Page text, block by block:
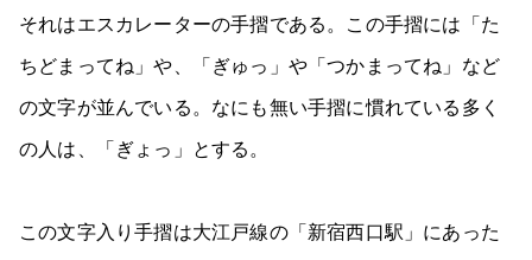
それはエスカレーターの手摺である。この手摺には「た
ちどまってね」や、「ぎゅっ」や「つかまってね」など
の文字が並んでいる。なにも無い手摺に慣れている多く
の人は、「ぎょっ」とする。
この文字入り手摺は大江戸線の「新宿西口駅」にあった